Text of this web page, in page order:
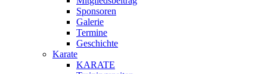
Sponsoren
Galerie
Termine
Geschichte
Karate
KARATE